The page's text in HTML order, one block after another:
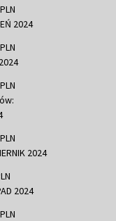
2024
2024
2024